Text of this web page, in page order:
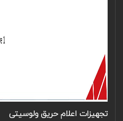
تجهیزات اعلام حریق ولوسیتی